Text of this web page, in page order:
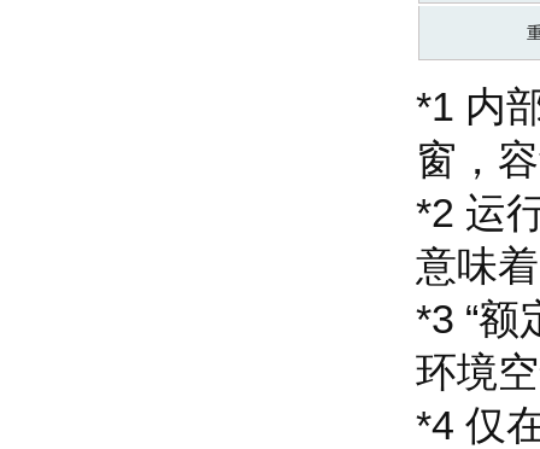
*1 内
窗，
*2 运
意味
*3 “额
环境
*4 仅